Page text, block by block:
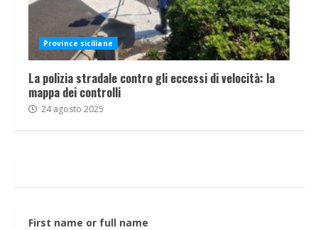
Province siciliane
La polizia stradale contro gli eccessi di velocità: la
mappa dei controlli
24 agosto 2025
First name or full name